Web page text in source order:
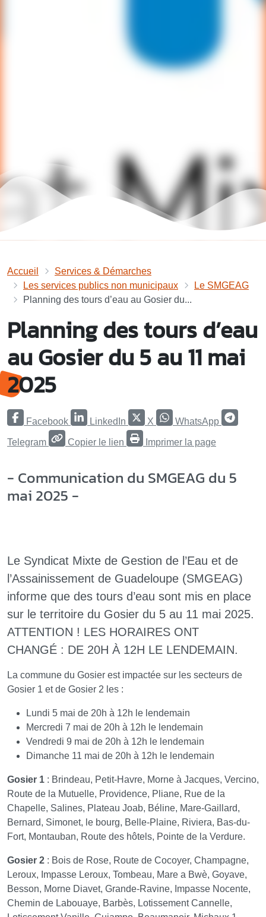
Accueil
Services & Démarches
Les services publics non municipaux
Le SMGEAG
Planning des tours d’eau au Gosier du...
Planning des tours d’eau
au Gosier du 5 au 11 mai
2025
Facebook LinkedIn X WhatsApp
Telegram Copier le lien Imprimer la page
- Communication du SMGEAG du 5
mai 2025 -
Le Syndicat Mixte de Gestion de l’Eau et de
l’Assainissement de Guadeloupe (SMGEAG)
informe que des tours d’eau sont mis en place
sur le territoire du Gosier du 5 au 11 mai 2025.
ATTENTION ! LES HORAIRES ONT
CHANGÉ : DE 20H À 12H LE LENDEMAIN.
La commune du Gosier est impactée sur les secteurs de
Gosier 1 et de Gosier 2 les :
Lundi 5 mai de 20h à 12h le lendemain
Mercredi 7 mai de 20h à 12h le lendemain
Vendredi 9 mai de 20h à 12h le lendemain
Dimanche 11 mai de 20h à 12h le lendemain
Gosier 1 : Brindeau, Petit-Havre, Morne à Jacques, Vercino,
Route de la Mutuelle, Providence, Pliane, Rue de la
Chapelle, Salines, Plateau Joab, Béline, Mare-Gaillard,
Bernard, Simonet, le bourg, Belle-Plaine, Riviera, Bas-du-
Fort, Montauban, Route des hôtels, Pointe de la Verdure.
Gosier 2 : Bois de Rose, Route de Cocoyer, Champagne,
Leroux, Impasse Leroux, Tombeau, Mare a Bwè, Goyave,
Besson, Morne Diavet, Grande-Ravine, Impasse Nocente,
Chemin de Labouaye, Barbès, Lotissement Cannelle,